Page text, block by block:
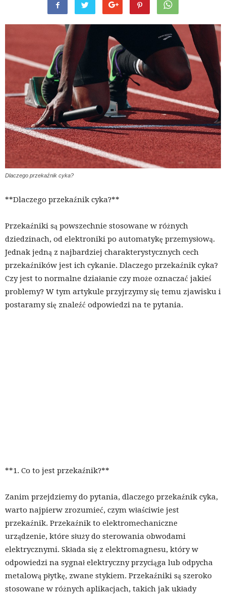
Dlaczego przekaźnik cyka?
**Dlaczego przekaźnik cyka?**
Przekaźniki są powszechnie stosowane w różnych
dziedzinach, od elektroniki po automatykę przemysłową.
Jednak jedną z najbardziej charakterystycznych cech
przekaźników jest ich cykanie. Dlaczego przekaźnik cyka?
Czy jest to normalne działanie czy może oznaczać jakieś
problemy? W tym artykule przyjrzymy się temu zjawisku i
postaramy się znaleźć odpowiedzi na te pytania.
**1. Co to jest przekaźnik?**
Zanim przejdziemy do pytania, dlaczego przekaźnik cyka,
warto najpierw zrozumieć, czym właściwie jest
przekaźnik. Przekaźnik to elektromechaniczne
urządzenie, które służy do sterowania obwodami
elektrycznymi. Składa się z elektromagnesu, który w
odpowiedzi na sygnał elektryczny przyciąga lub odpycha
metalową płytkę, zwane stykiem. Przekaźniki są szeroko
stosowane w różnych aplikacjach, takich jak układy